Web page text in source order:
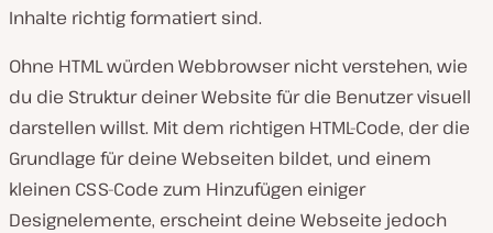
Inhalte richtig formatiert sind.
Ohne HTML würden Webbrowser nicht verstehen, wie
du die Struktur deiner Website für die Benutzer visuell
darstellen willst. Mit dem richtigen HTML-Code, der die
Grundlage für deine Webseiten bildet, und einem
kleinen CSS-Code zum Hinzufügen einiger
Designelemente, erscheint deine Webseite jedoch